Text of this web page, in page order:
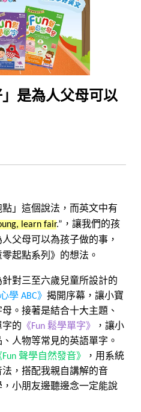
」是為人父母可以
」這個說法，而英文中有
learn fair.”，讓我們的孩
父母可以為孩子做的事，
起點系列》的想法。
對三至六歲兒童所設計的
學 ABC》 揭開序幕，讓小寶
。接著是結合十大主題、
字的 《Fun 鬆學單字》
，讓小
人物等常見的英語單字。
Fun 聲學自然發音》
，用系統
，搭配我親自講解的音
小朋友邊聽邊念一定能說